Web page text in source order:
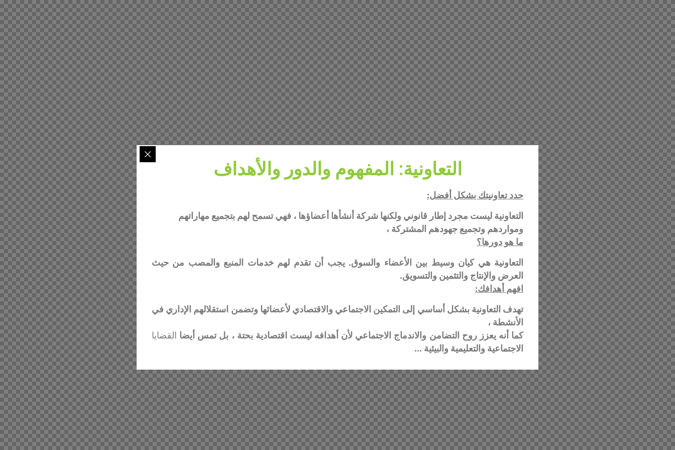
التعاونية: المفهوم والدور والأهداف
حدد تعاونيتك بشكل أفضل:
التعاونية ليست مجرد إطار قانوني ولكنها شركة أنشأها أعضاؤها ، فهي تسمح لهم بتجميع مهاراتهم
ومواردهم وتجميع جهودهم المشتركة ،
ما هو دورها؟
التعاونية هي كيان وسيط بين الأعضاء والسوق. يجب أن تقدم لهم خدمات المنبع والمصب من حيث
العرض والإنتاج والتثمين والتسويق.
افهم أهدافك:
تهدف التعاونية بشكل أساسي إلى التمكين الاجتماعي والاقتصادي لأعضائها وتضمن استقلالهم الإداري في
الأنشطة ،
كما أنه يعزز روح التضامن والاندماج الاجتماعي لأن أهدافه ليست اقتصادية بحتة ، بل تمس أيضا القضايا
الاجتماعية والتعليمية والبيئية …